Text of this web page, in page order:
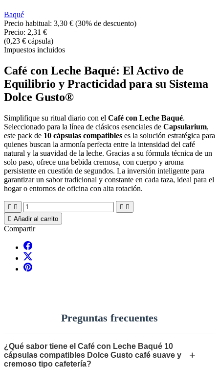
Baqué
Precio habitual: 3,30 € (30% de descuento)
Precio: 2,31 €
(0,23 € cápsula)
Impuestos incluidos
Café con Leche Baqué: El Activo de
Equilibrio y Practicidad para su Sistema
Dolce Gusto®
Simplifique su ritual diario con el Café con Leche Baqué.
Seleccionado para la línea de clásicos esenciales de Capsularium,
este pack de 10 cápsulas compatibles es la solución estratégica para
quienes buscan la armonía perfecta entre la intensidad del café
natural y la suavidad de la leche. Gracias a su fórmula técnica de un
solo paso, ofrece una bebida cremosa, con cuerpo y aroma
persistente en cuestión de segundos. La inversión inteligente para
garantizar un sabor tradicional y constante en cada taza, ideal para el
hogar o entornos de oficina con alta rotación.
   
 Añadir al carrito
Compartir
Preguntas frecuentes
¿Qué sabor tiene el Café con Leche Baqué 10
cápsulas compatibles Dolce Gusto café suave y
cremoso tipo cafetería?
+